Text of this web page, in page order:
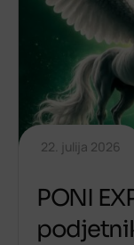
22. julija 2026
PONI